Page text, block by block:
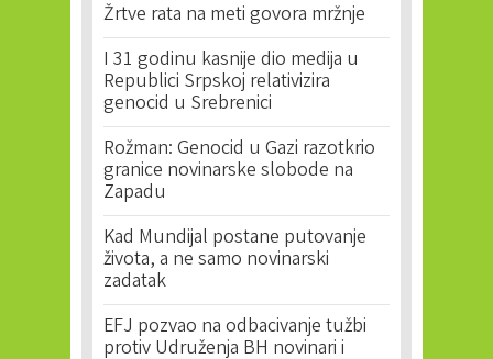
Žrtve rata na meti govora mržnje
I 31 godinu kasnije dio medija u
Republici Srpskoj relativizira
genocid u Srebrenici
Rožman: Genocid u Gazi razotkrio
granice novinarske slobode na
Zapadu
Kad Mundijal postane putovanje
života, a ne samo novinarski
zadatak
EFJ pozvao na odbacivanje tužbi
protiv Udruženja BH novinari i